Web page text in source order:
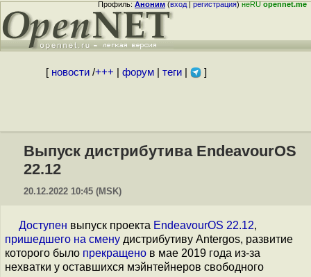
Профиль:Аноним(вход|регистрация)неRUopennet.me
[ новости/+++ форум| теги| ]
Выпуск дистрибутива EndeavourOS
22.12
20.12.2022 10:45 (MSK)
Доступен выпуск проекта EndeavourOS 22.12,
пришедшего на смену дистрибутиву Antergos, развитие
которого было прекращено в мае 2019 года из-за
нехватки у оставшихся мэйнтейнеров свободного